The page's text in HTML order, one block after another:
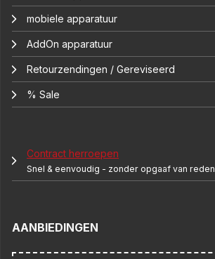
mobiele apparatuur
AddOn apparatuur
Retourzendingen / Gereviseerd
% Sale
Contract herroepen
Snel & eenvoudig - zonder opgaaf van reden
AANBIEDINGEN